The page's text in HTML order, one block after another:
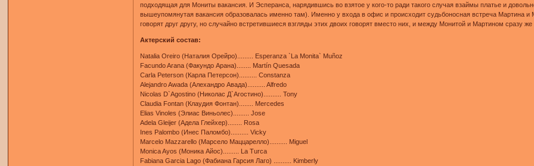
подходящая для Мониты вакансия. И Эсперанса, нарядившись во взятое у кого-то ради такого случая взаймы платье и
вышеупомянутая вакансия образовалась именно там). Именно у входа в офис и происходит судьбоносная встреча Мартина
говорят друг другу, но случайно встретившиеся взгляды этих двоих говорят вместо них, и между Монитой и Мартином сразу
Актерский состав:
Natalia Oreiro (Наталия Орейро)......... Esperanza `La Monita` Muñoz
Facundo Arana (Факундо Арана)........ Martín Quesada
Carla Peterson (Карла Петерсон).......... Constanza
Alejandro Awada (Алехандро Авада).......... Alfredo
Nicolas D`Agostino (Николас Д`Агостино).......... Tony
Claudia Fontan (Клаудия Фонтан)........ Mercedes
Elias Vinoles (Элиас Виньолес)......... Jose
Adela Gleijer (Адела Глейхер)........ Rosa
Ines Palombo (Инес Паломбо).......... Vicky
Marcelo Mazzarello (Марсело Маццарелло).......... Miguel
Monica Ayos (Моника Айос)......... La Turca
Fabiana Garcia Lago (Фабиана Гарсия Лаго) .......... Kimberly